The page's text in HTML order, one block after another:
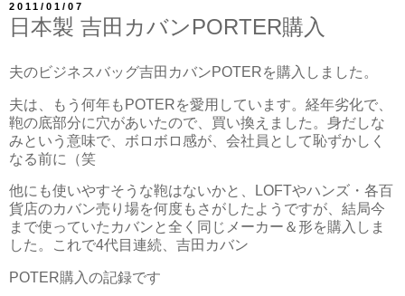
2011/01/07
日本製 吉田カバンPORTER購入
夫のビジネスバッグ吉田カバンPOTERを購入しました。
夫は、もう何年もPOTERを愛用しています。経年劣化で、
鞄の底部分に穴があいたので、買い換えました。身だしな
みという意味で、ボロボロ感が、会社員として恥ずかしく
なる前に（笑
他にも使いやすそうな鞄はないかと、LOFTやハンズ・各百
貨店のカバン売り場を何度もさがしたようですが、結局今
まで使っていたカバンと全く同じメーカー＆形を購入しま
した。これで4代目連続、吉田カバン
POTER購入の記録です